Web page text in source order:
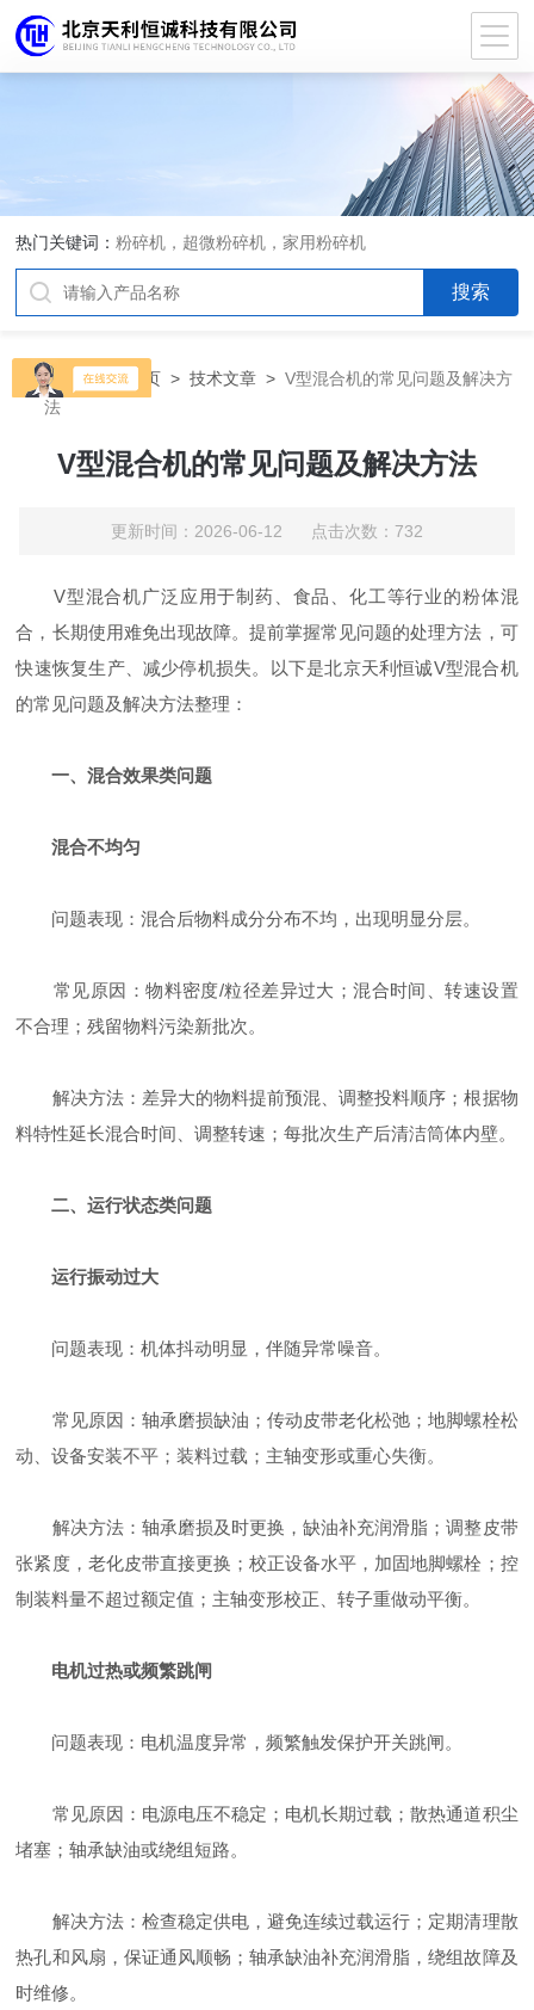
热门关键词：粉碎机，超微粉碎机，家用粉碎机
当前位置：首页 >技术文章 >V型混合机的常见问题及解决方
法
V型混合机的常见问题及解决方法
更新时间：2026-06-12 点击次数：732
V型混合机广泛应用于制药、食品、化工等行业的粉体混
合，长期使用难免出现故障。提前掌握常见问题的处理方法，可
快速恢复生产、减少停机损失。以下是北京天利恒诚V型混合机
的常见问题及解决方法整理：
一、混合效果类问题
混合不均匀
‌问题表现‌：混合后物料成分分布不均，出现明显分层。
‌常见原因‌：物料密度/粒径差异过大；混合时间、转速设置
不合理；残留物料污染新批次。
‌解决方法‌：差异大的物料提前预混、调整投料顺序；根据物
料特性延长混合时间、调整转速；每批次生产后清洁筒体内壁。
二、运行状态类问题
运行振动过大
‌问题表现‌：机体抖动明显，伴随异常噪音。
‌常见原因‌：轴承磨损缺油；传动皮带老化松弛；地脚螺栓松
动、设备安装不平；装料过载；主轴变形或重心失衡。
‌解决方法‌：轴承磨损及时更换，缺油补充润滑脂；调整皮带
张紧度，老化皮带直接更换；校正设备水平，加固地脚螺栓；控
制装料量不超过额定值；主轴变形校正、转子重做动平衡。
电机过热或频繁跳闸
‌问题表现‌：电机温度异常，频繁触发保护开关跳闸。
‌常见原因‌：电源电压不稳定；电机长期过载；散热通道积尘
堵塞；轴承缺油或绕组短路。
‌解决方法‌：检查稳定供电，避免连续过载运行；定期清理散
热孔和风扇，保证通风顺畅；轴承缺油补充润滑脂，绕组故障及
时维修。